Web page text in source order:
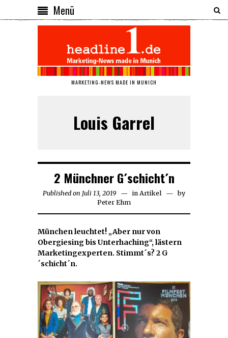
Menü
MARKETING-NEWS MADE IN MUNICH
Louis Garrel
2 Münchner G´schicht´n
Published on Juli 13, 2019 Juli
13,
2019
in Artikel
by
Peter Ehm
München leuchtet! „Aber nur von
Obergiesing bis Unterhaching“, lästern
Marketingexperten. Stimmt´s? 2 G
´schicht´n.